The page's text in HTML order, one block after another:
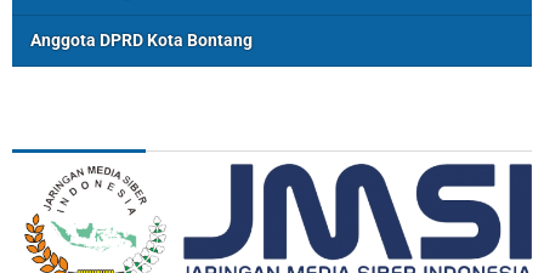
Anggota DPRD Kota Bontang